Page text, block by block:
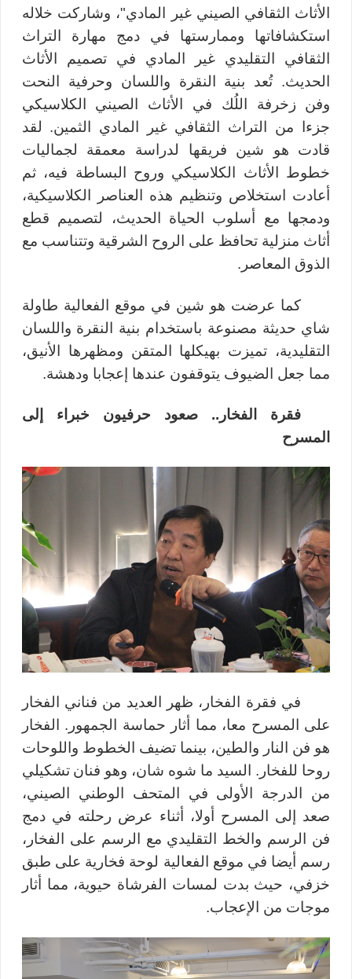
الأثاث الثقافي الصيني غير المادي"، وشاركت خلاله
استكشافاتها وممارستها في دمج مهارة التراث
الثقافي التقليدي غير المادي في تصميم الأثاث
الحديث. تُعد بنية النقرة واللسان وحرفية النحت
وفن زخرفة اللُك في الأثاث الصيني الكلاسيكي
جزءا من التراث الثقافي غير المادي الثمين. لقد
قادت هو شين فريقها لدراسة معمقة لجماليات
خطوط الأثاث الكلاسيكي وروح البساطة فيه، ثم
أعادت استخلاص وتنظيم هذه العناصر الكلاسيكية،
ودمجها مع أسلوب الحياة الحديث، لتصميم قطع
أثاث منزلية تحافظ على الروح الشرقية وتتناسب مع
الذوق المعاصر.
كما عرضت هو شين في موقع الفعالية طاولة
شاي حديثة مصنوعة باستخدام بنية النقرة واللسان
التقليدية، تميزت بهيكلها المتقن ومظهرها الأنيق،
مما جعل الضيوف يتوقفون عندها إعجابا ودهشة.
فقرة الفخار.. صعود حرفيون خبراء إلى
المسرح
في فقرة الفخار، ظهر العديد من فناني الفخار
على المسرح معا، مما أثار حماسة الجمهور. الفخار
هو فن النار والطين، بينما تضيف الخطوط واللوحات
روحا للفخار. السيد ما شوه شان، وهو فنان تشكيلي
من الدرجة الأولى في المتحف الوطني الصيني،
صعد إلى المسرح أولا، أثناء عرض رحلته في دمج
فن الرسم والخط التقليدي مع الرسم على الفخار،
رسم أيضا في موقع الفعالية لوحة فخارية على طبق
خزفي، حيث بدت لمسات الفرشاة حيوية، مما أثار
موجات من الإعجاب.